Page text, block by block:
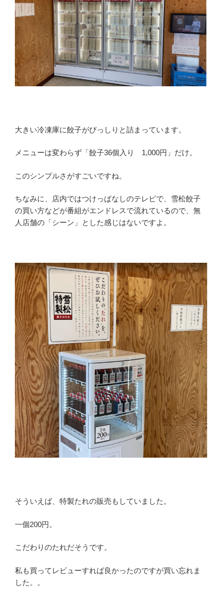
大きい冷凍庫に餃子がびっしりと詰まっています。
メニューは変わらず「餃子36個入り 1,000円」だけ。
このシンプルさがすごいですね。
ちなみに、店内ではつけっぱなしのテレビで、雪松餃子
の買い方などが番組がエンドレスで流れているので、無
人店舗の「シーン」とした感じはないですよ。
そういえば、特製たれの販売もしていました。
一個200円。
こだわりのたれだそうです。
私も買ってレビューすれば良かったのですが買い忘れま
した。。